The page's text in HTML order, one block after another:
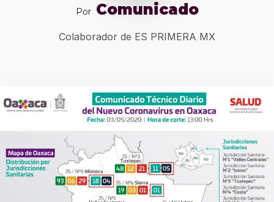
Por Comunicado
Colaborador de ES PRIMERA MX